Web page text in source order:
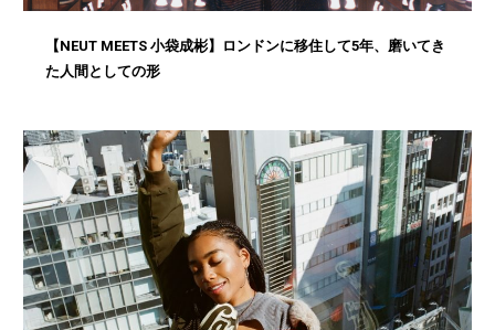
【NEUT MEETS 小袋成彬】ロンドンに移住して5年、磨いてき
た人間としての形